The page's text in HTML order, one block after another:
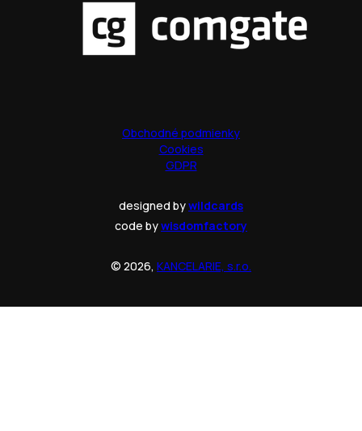
Obchodné podmienky
Cookies
GDPR
designed bywildcards
code bywisdomfactory
© 2026, KANCELARIE, s.r.o.